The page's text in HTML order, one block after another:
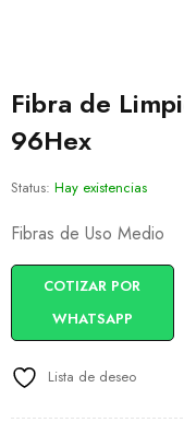
Fibra de
96Hex
Status: Hay existencias
Fibras de Uso Medio
COTIZAR POR
WHATSAPP
Lista de deseo